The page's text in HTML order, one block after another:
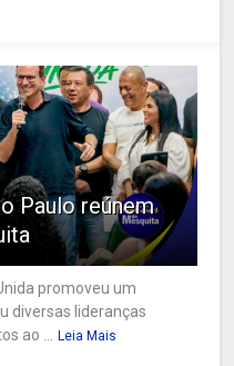
Paulo reúnem
promoveu um
diversas lideranças
ao ... Leia Mais